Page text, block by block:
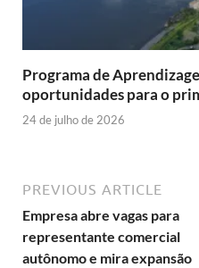
Programa de
oportunidades para o
24 de julho de 2026
PREVIOUS ARTICLE
Empresa abre vagas para
representante comercial
autônomo e mira expansão